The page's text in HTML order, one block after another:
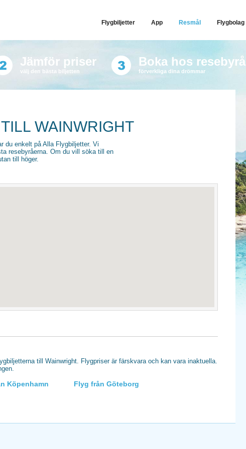
Flygbiljetter App Resmål Flygbolag
Jämför priser
välj den bästa biljetten
Boka hos resebyrå
förverkliga dina drömmar
WAINWRIGHT
du enkelt på Alla Flygbiljetter. Vi
resebyråerna. Om du vill söka till en
till höger.
till Wainwright. Flygpriser är färskvara och kan vara inaktuella.
Köpenhamn Flyg från Göteborg